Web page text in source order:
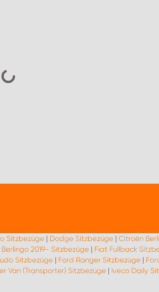
gezogen werden. Sie dienen dem Schutz
Materialien wie Stoff, Leder und
Abnutzung und Schäden,
Fahrzeuginnenraums und verbessern den
hygienischeren Fahrzeugumgebung
Sitzbezüge | Dodge Sitzbezüge | Citroën
2019- Sitzbezüge | Fiat Fullback
Sitzbezüge| Ford Ranger Sitzbezüge|
Van (Transporter) Sitzbezüge | Iveco Daily